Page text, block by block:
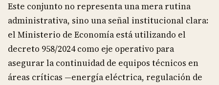
Este conjunto no representa una mera rutina
administrativa, sino una señal institucional clara:
el Ministerio de Economía está utilizando el
decreto 958/2024 como eje operativo para
asegurar la continuidad de equipos técnicos en
áreas críticas —energía eléctrica, regulación de